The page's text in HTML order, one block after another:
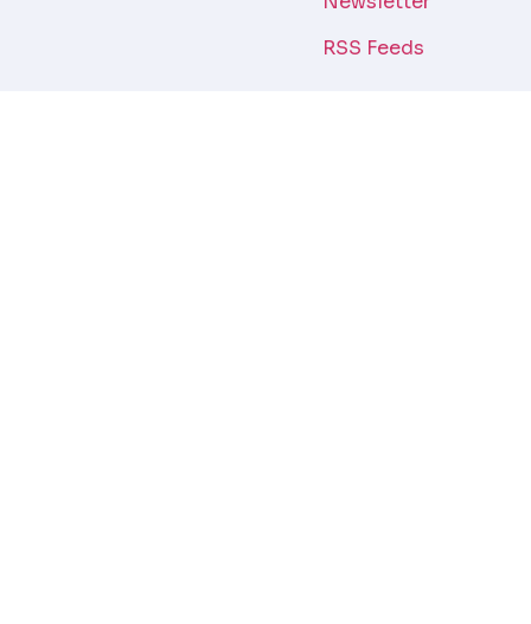
RSS Feeds